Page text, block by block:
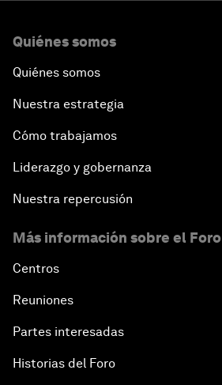
Quiénes somos
Quiénes somos
Nuestra estrategia
Cómo trabajamos
Liderazgo y gobernanza
Nuestra repercusión
Más información sobre el Foro
Centros
Reuniones
Partes interesadas
Historias del Foro